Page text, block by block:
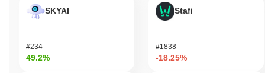
持续的风险包括市场波动和不断变化的监管环境，该项目旨在通过
与利益相关者的持续互动和遵循最佳治理和安全实践来应对。
Affyn (FYN) 常见问题 – 关键指标与市场洞察
SKYAI
#234
49.2%
Stafi
#1838
-18.25%